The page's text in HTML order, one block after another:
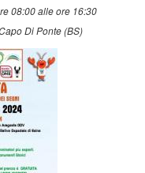
08:00 alle ore 16:30
Di Ponte (BS)